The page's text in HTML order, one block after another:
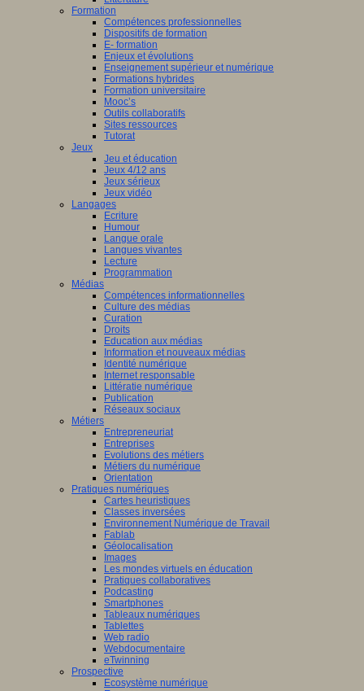
Formation
Compétences professionnelles
Dispositifs de formation
E- formation
Enjeux et évolutions
Enseignement supérieur et numérique
Formations hybrides
Formation universitaire
Mooc’s
Outils collaboratifs
Sites ressources
Tutorat
Jeux
Jeu et éducation
Jeux 4/12 ans
Jeux sérieux
Jeux vidéo
Langages
Ecriture
Humour
Langue orale
Langues vivantes
Lecture
Programmation
Médias
Compétences informationnelles
Culture des médias
Curation
Droits
Education aux médias
Information et nouveaux médias
Identité numérique
Internet responsable
Littératie numérique
Publication
Réseaux sociaux
Métiers
Entrepreneuriat
Entreprises
Evolutions des métiers
Métiers du numérique
Orientation
Pratiques numériques
Cartes heuristiques
Classes inversées
Environnement Numérique de Travail
Fablab
Géolocalisation
Images
Les mondes virtuels en éducation
Pratiques collaboratives
Podcasting
Smartphones
Tableaux numériques
Tablettes
Web radio
Webdocumentaire
eTwinning
Prospective
Ecosystème numérique